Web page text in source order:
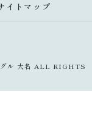
イトマップ
グル 大名 ALL RIGHTS